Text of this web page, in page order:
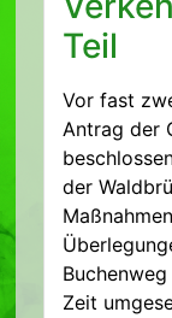
Teil
Vor fast
Antrag der
der
Zeit